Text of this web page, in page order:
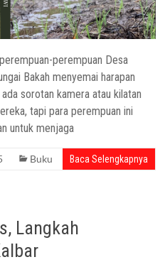
perempuan Desa
Bakah menyemai harapan
sorotan kamera atau kilatan
tapi para perempuan ini
untuk menjaga
Buku Baca Selengkapnya
Langkah